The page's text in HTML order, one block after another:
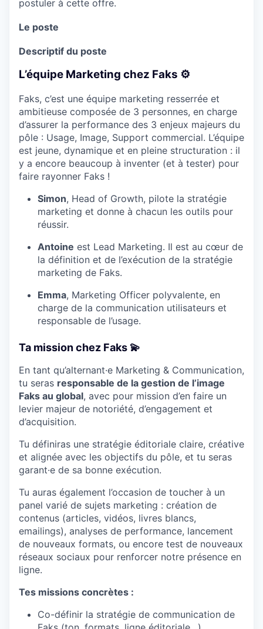
postuler à cette offre.
Le poste
Descriptif du poste
L’équipe Marketing chez Faks ⚙️
Faks, c’est une équipe marketing resserrée et
ambitieuse composée de 3 personnes, en charge
d’assurer la performance des 3 enjeux majeurs du
pôle : Usage, Image, Support commercial. L’équipe
est jeune, dynamique et en pleine structuration : il
y a encore beaucoup à inventer (et à tester) pour
faire rayonner Faks !
Simon, Head of Growth, pilote la stratégie
marketing et donne à chacun les outils pour
réussir.
Antoine est Lead Marketing. Il est au cœur de
la définition et de l’exécution de la stratégie
marketing de Faks.
Emma, Marketing Officer polyvalente, en
charge de la communication utilisateurs et
responsable de l’usage.
Ta mission chez Faks 💫
En tant qu’alternant·e Marketing & Communication,
tu seras responsable de la gestion de l’image
Faks au global, avec pour mission d’en faire un
levier majeur de notoriété, d’engagement et
d’acquisition.
Tu définiras une stratégie éditoriale claire, créative
et alignée avec les objectifs du pôle, et tu seras
garant·e de sa bonne exécution.
Tu auras également l’occasion de toucher à un
panel varié de sujets marketing : création de
contenus (articles, vidéos, livres blancs,
emailings), analyses de performance, lancement
de nouveaux formats, ou encore test de nouveaux
réseaux sociaux pour renforcer notre présence en
ligne.
Tes missions concrètes :
Co-définir la stratégie de communication de